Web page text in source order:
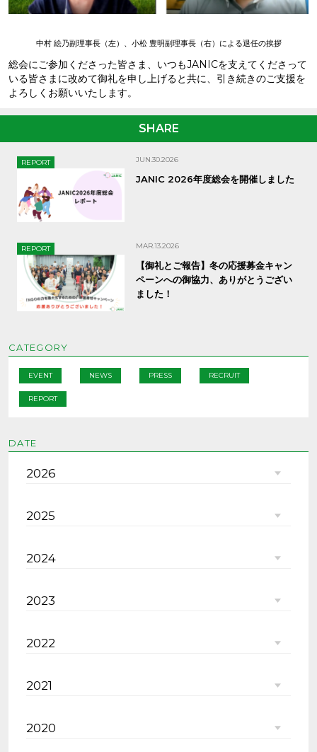
中村 絵乃副理事長（左）、小松 豊明副理事長（右）による退任の挨拶
総会にご参加くださった皆さま、いつもJANICを支えてくださって
いる皆さまに改めて御礼を申し上げると共に、引き続きのご支援を
よろしくお願いいたします。
SHARE
REPORT JUN.30.2026
JANIC 2026年度総会を開催しました
REPORT MAR.13.2026
【御礼とご報告】冬の応援募金キャン
ペーンへの御協力、ありがとうござい
ました！
CATEGORY
EVENT NEWS PRESS RECRUIT
REPORT
DATE
2026
2025
2024
2023
2022
2021
2020